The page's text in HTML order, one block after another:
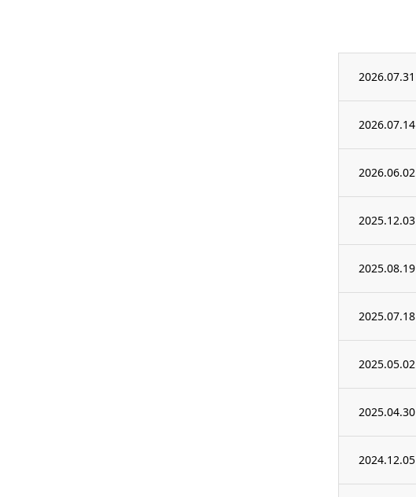
2026.07.31
2026.07.14
2026.06.02
2025.12.03
2025.08.19
2025.07.18
2025.05.02
2025.04.30
2024.12.05